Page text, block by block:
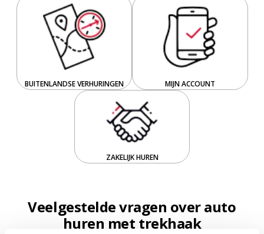
BUITENLANDSE VERHURINGEN MIJN ACCOUNT
ZAKELIJK HUREN
Veelgestelde vragen over auto
huren met trekhaak